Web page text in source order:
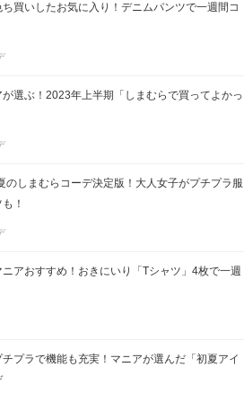
ち買いしたお気に入り！デニムパンツで一週間コ
が選ぶ！2023年上半期「しまむらで買ってよかっ
のしまむらコーデ決定版！大人女子がプチプラ服
！
ニアおすすめ！おきにいり「Tシャツ」4枚で一週
チプラで機能も充実！マニアが選んだ「初夏アイ